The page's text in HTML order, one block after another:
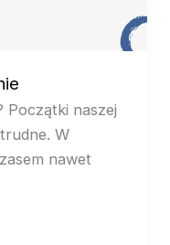
Początki naszej
W
nawet